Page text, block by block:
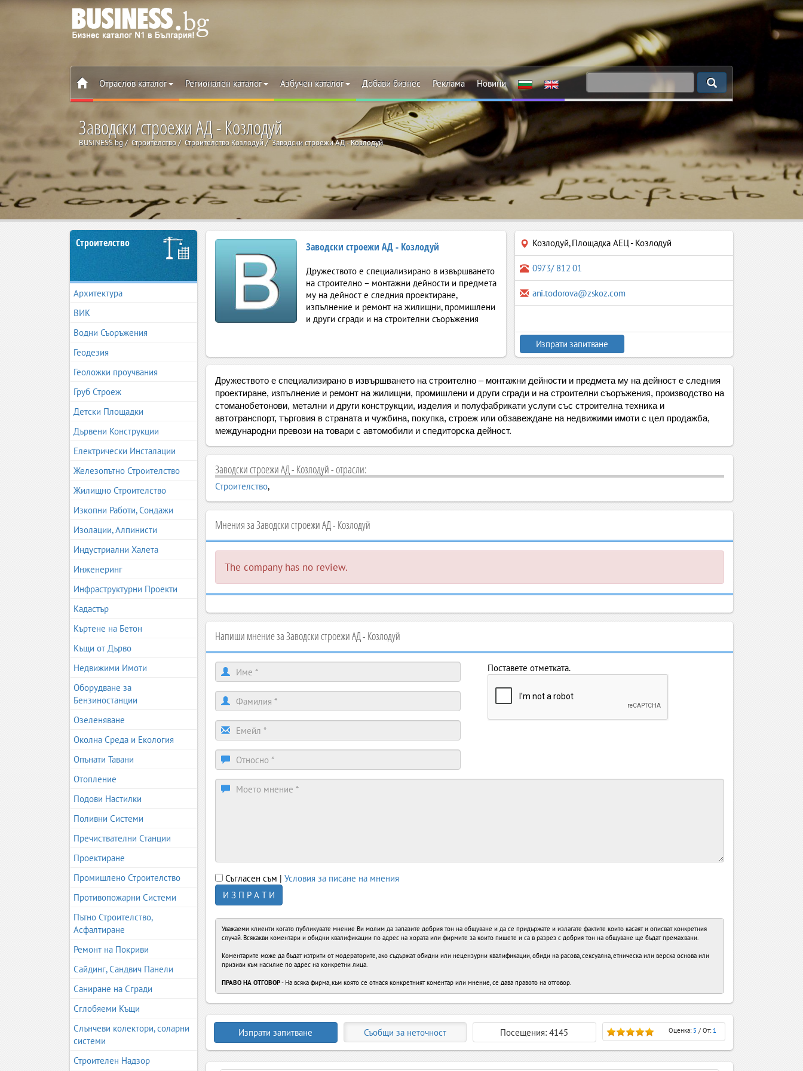
Отраслов каталог Регионален каталог Азбучен каталог Добави бизнес Реклама Новини
Заводски строежи АД - Козлодуй
BUSINESS.bg Строителство Строителство Козлодуй Заводски строежи АД - Козлодуй
Строителство
Архитектура
ВИК
Водни Съоръжения
Геодезия
Геоложки проучвания
Груб Строеж
Детски Площадки
Дървени Конструкции
Електрически Инсталации
Железопътно Строителство
Жилищно Строителство
Изкопни Работи, Сондажи
Изолации, Алпинисти
Индустриални Халета
Инженеринг
Инфраструктурни Проекти
Кадастър
Къртене на Бетон
Къщи от Дърво
Недвижими Имоти
Оборудване за
Бензиностанции
Озеленяване
Околна Среда и Екология
Опънати Тавани
Отопление
Подови Настилки
Поливни Системи
Пречиствателни Станции
Проектиране
Промишлено Строителство
Противопожарни Системи
Пътно Строителство,
Асфалтиране
Ремонт на Покриви
Сайдинг, Сандвич Панели
Саниране на Сгради
Сглобяеми Къщи
Слънчеви колектори, соларни
системи
Строителен Надзор
Заводски строежи АД - Козлодуй
Дружеството е специализирано в извършването
на строително – монтажни дейности и предмета
му на дейност е следния проектиране,
изпълнение и ремонт на жилищни, промишлени
и други сгради и на строителни съоръжения
Козлодуй,Площадка АЕЦ - Козлодуй
0973/ 812 01
ani.todorova@zskoz.com
Изпрати запитване
Дружеството е специализирано в извършването на строително – монтажни дейности и предмета му на дейност е следния
проектиране, изпълнение и ремонт на жилищни, промишлени и други сгради и на строителни съоръжения, производство на
стоманобетонови, метални и други конструкции, изделия и полуфабрикати услуги със строителна техника и
автотранспорт, търговия в страната и чужбина, покупка, строеж или обзавеждане на недвижими имоти с цел продажба,
международни превози на товари с автомобили и спедиторска дейност.
Заводски строежи АД - Козлодуй - отрасли:
Строителство,
Мнения за Заводски строежи АД - Козлодуй
The company has no review.
Напиши мнение за Заводски строежи АД - Козлодуй
Поставете отметката.
Съгласен съм | Условия за писане на мнения
И З П Р А Т И
Уважаеми клиенти когато публикувате мнение Ви молим да запазите добрия тон на общуване и да се придържате и излагате фактите които касаят и описват конкретния
случай. Всякакви коментари и обидни квалификации по адрес на хората или фирмите за които пишете и са в разрез с добрия тон на общуване ще бъдат премахвани.
Коментарите може да бъдат изтрити от модераторите, ако съдържат обидни или нецензурни квалификации, обиди на расова, сексуална, етническа или верска основа или
призиви към насилие по адрес на конкретни лица.
ПРАВО НА ОТГОВОР- На всяка фирма, към която се отнася конкретният коментар или мнение, се дава правото на отговор.
Изпрати запитване Съобщи за неточност Посещения: 4145 Оценка: 5 / От: 1